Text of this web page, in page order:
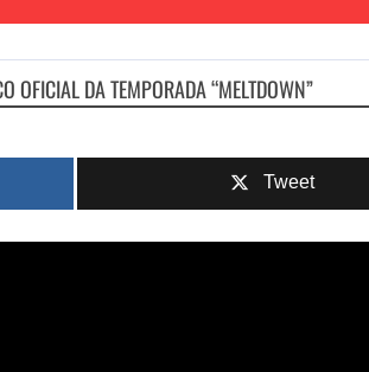
OFICIAL DA TEMPORADA “MELTDOWN”
Tweet